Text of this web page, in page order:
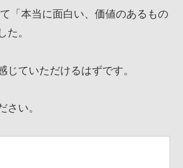
「本当に面白い、価値のあるもの
。
ていただけるはずです。
い。